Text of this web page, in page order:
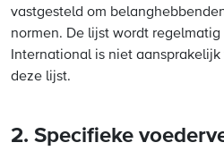
vastgesteld om
normen. De lijst wordt regelmatig
International is niet
deze lijst.
2. Specifieke